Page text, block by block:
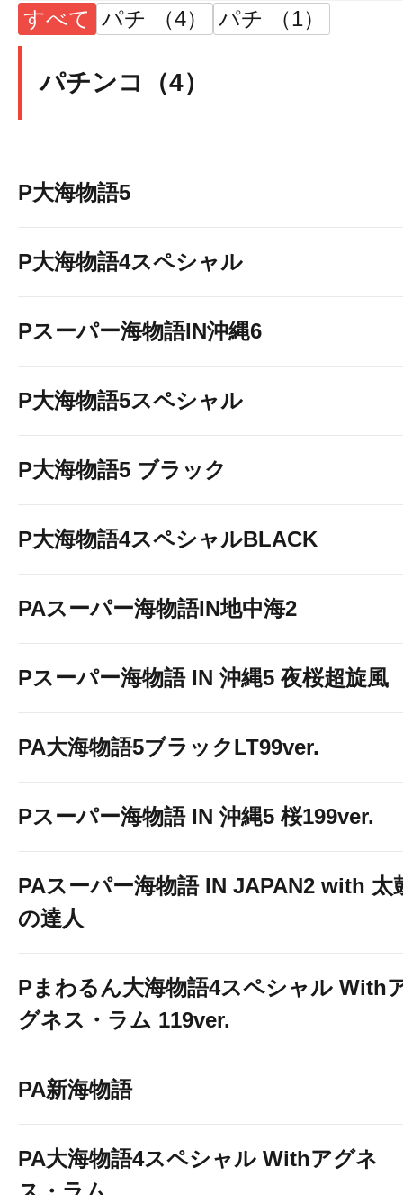
すべて パチ （4） パチ （1）
パチンコ（4）
P大海物語5
P大海物語4スペシャル
Pスーパー海物語IN沖縄6
P大海物語5スペシャル
P大海物語5 ブラック
P大海物語4スペシャルBLACK
PAスーパー海物語IN地中海2
Pスーパー海物語 IN 沖縄5 夜桜超旋風
PA大海物語5ブラックLT99ver.
Pスーパー海物語 IN 沖縄5 桜199ver.
PAスーパー海物語 IN JAPAN2 with 太
の達人
Pまわるん大海物語4スペシャル With
グネス・ラム 119ver.
PA新海物語
PA大海物語4スペシャル Withアグネ